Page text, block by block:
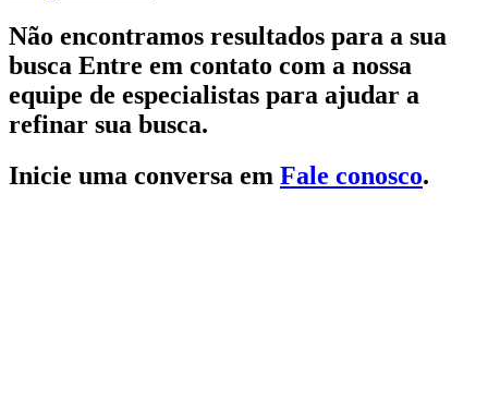
Não encontramos resultados para a sua
busca Entre em contato com a nossa
equipe de especialistas para ajudar a
refinar sua busca.
Inicie uma conversa em Fale conosco.